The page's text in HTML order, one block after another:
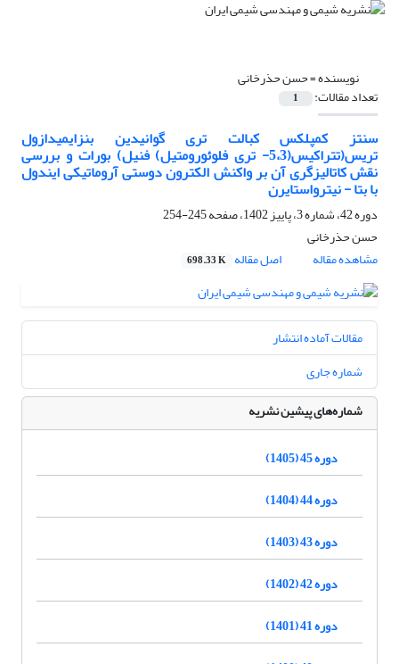
نویسنده =حسن حذرخانی
تعداد مقالات: 1
سنتز کمپلکس کبالت تری گوانیدین بنزایمیدازول
تریس(تتراکیس(5،3- تری فلوئورومتیل) فنیل) بورات و بررسی
نقش کاتالیزگری آن بر واکنش الکترون دوستی آروماتیکی ایندول
با بتا - نیترواستایرن
دوره 42، شماره 3، پاییز 1402، صفحه
245-254
حسن حذرخانی
مشاهده مقاله
اصل مقاله 698.33 K
مقالات آماده انتشار
شماره جاری
شماره‌های پیشین نشریه
دوره 45 (1405)
دوره 44 (1404)
دوره 43 (1403)
دوره 42 (1402)
دوره 41 (1401)